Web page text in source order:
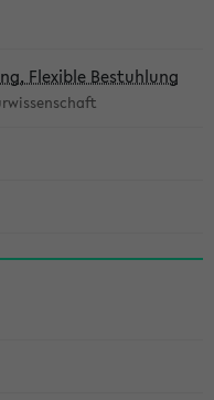
Flexible Bestuhlung